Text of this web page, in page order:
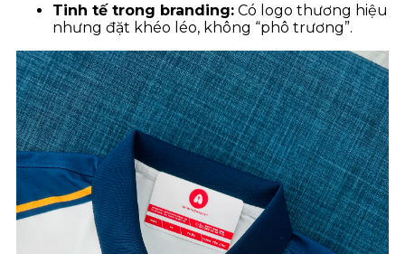
Tinh tế trong branding: Có logo thương hiệu
nhưng đặt khéo léo, không “phô trương”.